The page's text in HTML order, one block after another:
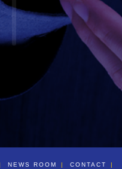
NEWS ROOM CONTACT